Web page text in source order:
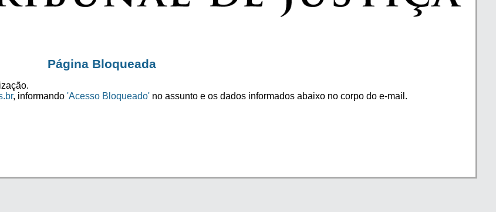
Página Bloqueada
, informando 'Acesso Bloqueado' no assunto e os dados informados abaixo no corpo do e-mail.